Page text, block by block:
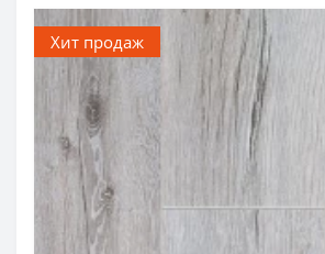
Хит продаж